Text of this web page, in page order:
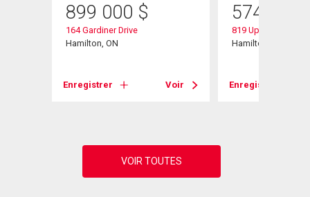
899 000 $
164 Gardiner Drive
Hamilton, ON
Enregistrer Voir
574 900
819 Upper
Hamilton, ON
Enregistrer